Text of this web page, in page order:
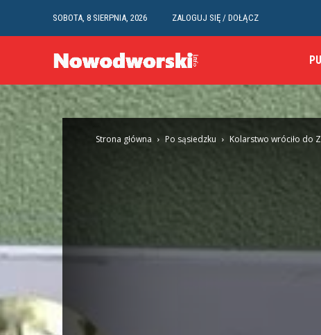
SOBOTA, 8 SIERPNIA, 2026 ZALOGUJ SIĘ / DOŁĄCZ
Strona główna Po sąsiedzku Kolarstwo wróciło do